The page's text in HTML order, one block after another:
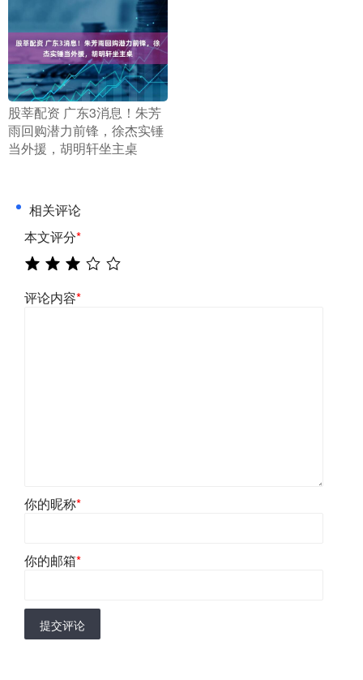
​股莘配资 广东3消息！朱芳
雨回购潜力前锋，徐杰实锤
当外援，胡明轩坐主桌
相关评论
本文评分*
评论内容*
你的昵称*
你的邮箱*
提交评论